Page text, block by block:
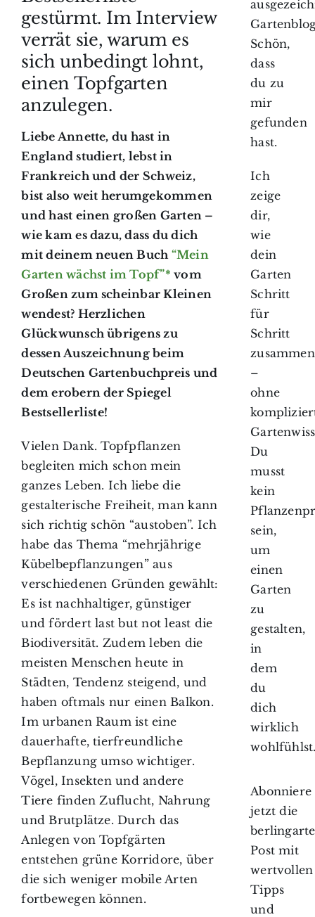
gestürmt. Im Interview
verrät sie, warum es
sich unbedingt lohnt,
einen Topfgarten
anzulegen.
Liebe Annette, du hast in
England studiert, lebst in
Frankreich und der Schweiz,
bist also weit herumgekommen
und hast einen großen Garten –
wie kam es dazu, dass du dich
mit deinem neuen Buch “Mein
Garten wächst im Topf”*vom
Großen zum scheinbar Kleinen
wendest? Herzlichen
Glückwunsch übrigens zu
dessen Auszeichnung beim
Deutschen Gartenbuchpreis und
dem erobern der Spiegel
Bestsellerliste!
Vielen Dank. Topfpflanzen
begleiten mich schon mein
ganzes Leben. Ich liebe die
gestalterische Freiheit, man kann
sich richtig schön “austoben”. Ich
habe das Thema “mehrjährige
Kübelbepflanzungen” aus
verschiedenen Gründen gewählt:
Es ist nachhaltiger, günstiger
und fördert last but not least die
Biodiversität. Zudem leben die
meisten Menschen heute in
Städten, Tendenz steigend, und
haben oftmals nur einen Balkon.
Im urbanen Raum ist eine
dauerhafte, tierfreundliche
Bepflanzung umso wichtiger.
Vögel, Insekten und andere
Tiere finden Zuflucht, Nahrung
und Brutplätze. Durch das
Anlegen von Topfgärten
entstehen grüne Korridore, über
die sich weniger mobile Arten
fortbewegen können.
Schön,
dass
du zu
mir
gefunden
hast.
Ich
zeige
dir,
wie
dein
Garten
Schritt
für
Schritt
–
ohne
Du
musst
kein
sein,
um
einen
Garten
zu
gestalten,
in
dem
du
dich
wirklich
Abonniere
jetzt die
Post mit
wertvollen
Tipps
und